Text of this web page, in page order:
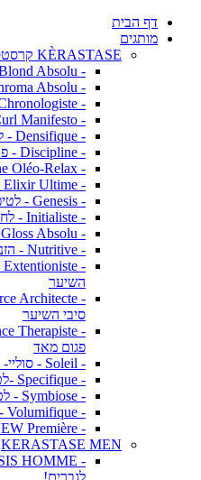
דף הבית
מותגים
KÈRASTASE קרסטס
- Blond Absolu-לבלונד המושלם
- Chroma Absolu - לשיער צבוע
- Chronologiste - אנטי אייג'ינג
- Curl Manifesto - לעיצוב וטיפוח תלתלים
- Densifique - לעיבוי שיער דליל וחלש
- Discipline - פרו קרטין לשיער מרדני
- Discipline Oléo-Relax - לשליטה בשיער נפוח
- Elixir Ultime - לשיער מבריק וזוהר
- Genesis - לטיפול בנשירת שיער
- Initialiste - לחידוש וחיזוק השיער
- NEW- Gloss Absolu- לברק עוצמתי
- Nutritive - הזנה עמוקה לשיער יבש
השיער
סיבי השיער
פגום מאד
- Soleil - סוליי- טיפוח לאחר חשיפה לשמש
- Specifique -לטיפול בבעיות קרקפת
- Symbiose - לטיפול בקשקשים
- Volumifique - להענקת נפח
- NEW Première - לשיקום שיער פגום
KERASTASE MEN
לגברים!